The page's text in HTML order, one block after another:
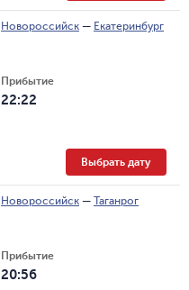
Новороссийск — Екатеринбург
Прибытие
22:22
Выбрать дату
Новороссийск — Таганрог
Прибытие
20:56